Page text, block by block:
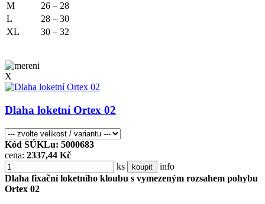
M
26 – 28
L
28 – 30
XL
30 – 32
X
Dlaha loketní Ortex 02
Kód SÚKLu: 5000683
cena: 2337,44 Kč
ks
koupit
info
Dlaha fixační loketního kloubu s vymezeným rozsahem pohybu
Ortex 02